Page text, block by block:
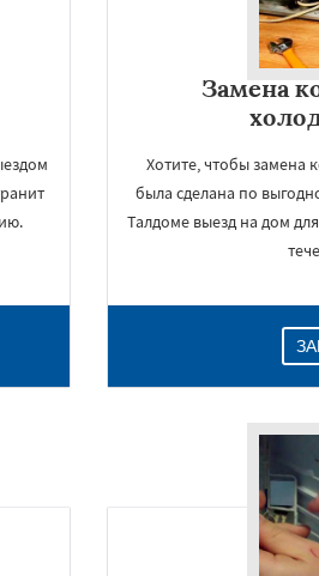
Замена
Хотите, чтобы замена
была сделана по
Талдоме выезд на дом